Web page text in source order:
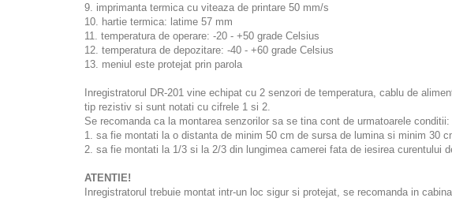
9. imprimanta termica cu viteaza de printare 50 mm/s
10. hartie termica: latime 57 mm
11. temperatura de operare: -20 - +50 grade Celsius
12. temperatura de depozitare: -40 - +60 grade Celsius
13. meniul este protejat prin parola
Inregistratorul DR-201 vine echipat cu 2 senzori de temperatura, cablu de
tip rezistiv si sunt notati cu cifrele 1 si 2.
Se recomanda ca la montarea senzorilor sa se tina cont de urmatoarele conditii:
1. sa fie montati la o distanta de minim 50 cm de sursa de lumina si minim 30
2. sa fie montati la 1/3 si la 2/3 din lungimea camerei fata de iesirea curentului
ATENTIE!
Inregistratorul trebuie montat intr-un loc sigur si protejat, se recomanda in